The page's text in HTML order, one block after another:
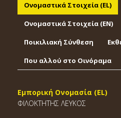
Ονομαστικά Στοιχεία (EL)
Ονομαστικά Στοιχεία (EΝ)
Ποικιλιακή Σύνθεση
Που αλλού στο Οινόραμα
Εμπορική Ονομασία (EL)
ΦΙΛΟΚΤΗΤΗΣ ΛΕΥΚΟΣ